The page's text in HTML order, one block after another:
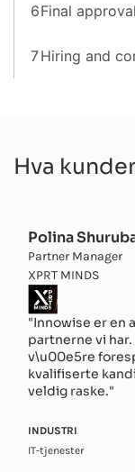
6Final
7Hiring and
Hva
Polina
Partner Manager
XPRT MINDS
"Innowise er en
partnerne vi
v\u00e5re
kvalifiserte
veldig raske."
INDUSTRI
IT-tjenester